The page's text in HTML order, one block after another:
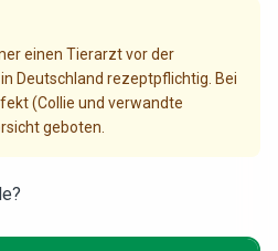
einen Tierarzt vor der
Deutschland rezeptpflichtig. Bei
(Collie und verwandte
geboten.